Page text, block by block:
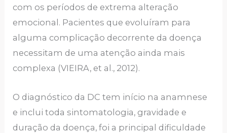
com os períodos de extrema alteração
emocional. Pacientes que evoluíram para
alguma complicação decorrente da doença
necessitam de uma atenção ainda mais
complexa (VIEIRA, et al., 2012).
O diagnóstico da DC tem início na anamnese
e inclui toda sintomatologia, gravidade e
duração da doença, foi a principal dificuldade